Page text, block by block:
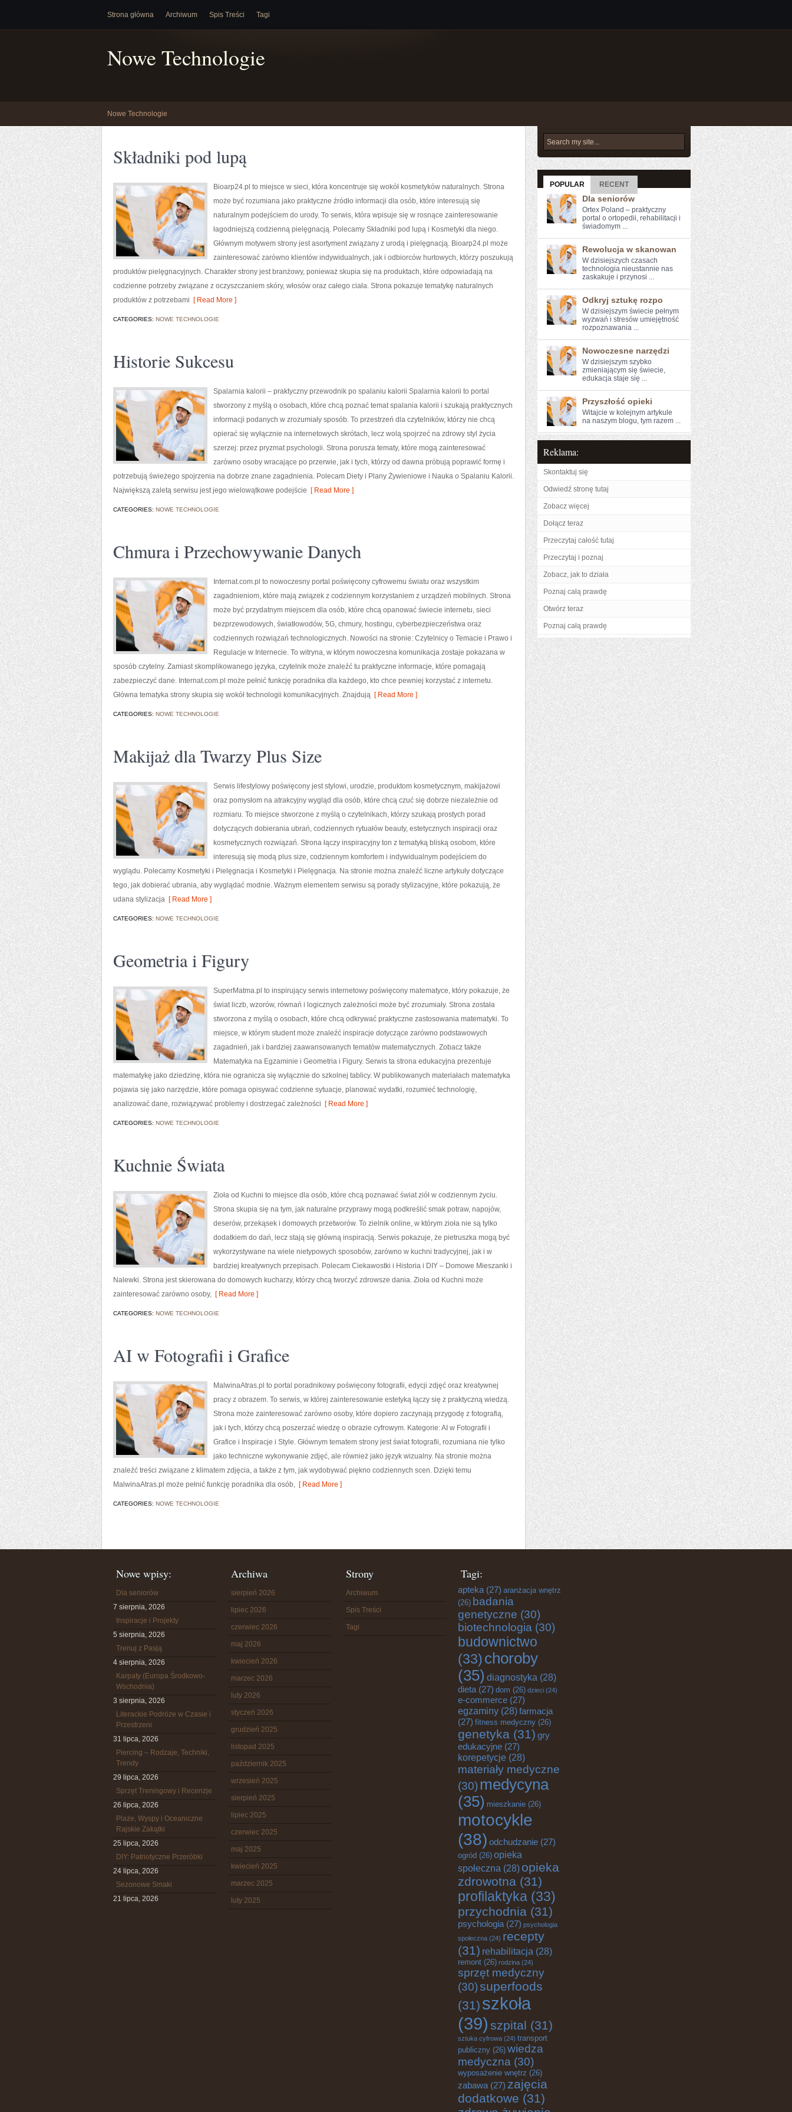
Strona główna Archiwum Spis Treści Tagi
Nowe Technologie
Nowe Technologie
Składniki pod lupą
Bioarp24.pl to miejsce w sieci, która koncentruje się wokół kosmetyków naturalnych. Strona
może być rozumiana jako praktyczne źródło informacji dla osób, które interesują się
naturalnym podejściem do urody. To serwis, która wpisuje się w rosnące zainteresowanie
łagodniejszą codzienną pielęgnacją. Polecamy Składniki pod lupą i Kosmetyki dla niego.
Głównym motywem strony jest asortyment związany z urodą i pielęgnacją. Bioarp24.pl może
zainteresować zarówno klientów indywidualnych, jak i odbiorców hurtowych, którzy poszukują
produktów pielęgnacyjnych. Charakter strony jest branżowy, ponieważ skupia się na produktach, które odpowiadają na
codzienne potrzeby związane z oczyszczaniem skóry, włosów oraz całego ciała. Strona pokazuje tematykę naturalnych
produktów z potrzebami [ Read More ]
CATEGORIES: NOWE TECHNOLOGIE
Historie Sukcesu
Spalarnia kalorii – praktyczny przewodnik po spalaniu kalorii Spalarnia kalorii to portal
stworzony z myślą o osobach, które chcą poznać temat spalania kalorii i szukają praktycznych
informacji podanych w zrozumiały sposób. To przestrzeń dla czytelników, którzy nie chcą
opierać się wyłącznie na internetowych skrótach, lecz wolą spojrzeć na zdrowy styl życia
szerzej: przez pryzmat psychologii. Strona porusza tematy, które mogą zainteresować
zarówno osoby wracające po przerwie, jak i tych, którzy od dawna próbują poprawić formę i
potrzebują świeżego spojrzenia na dobrze znane zagadnienia. Polecam Diety i Plany Żywieniowe i Nauka o Spalaniu Kalorii.
Największą zaletą serwisu jest jego wielowątkowe podejście [ Read More ]
CATEGORIES: NOWE TECHNOLOGIE
Chmura i Przechowywanie Danych
Internat.com.pl to nowoczesny portal poświęcony cyfrowemu światu oraz wszystkim
zagadnieniom, które mają związek z codziennym korzystaniem z urządzeń mobilnych. Strona
może być przydatnym miejscem dla osób, które chcą opanować świecie internetu, sieci
bezprzewodowych, światłowodów, 5G, chmury, hostingu, cyberbezpieczeństwa oraz
codziennych rozwiązań technologicznych. Nowości na stronie: Czytelnicy o Temacie i Prawo i
Regulacje w Internecie. To witryna, w którym nowoczesna komunikacja zostaje pokazana w
sposób czytelny. Zamiast skomplikowanego języka, czytelnik może znaleźć tu praktyczne informacje, które pomagają
zabezpieczyć dane. Internat.com.pl może pełnić funkcję poradnika dla każdego, kto chce pewniej korzystać z internetu.
Główna tematyka strony skupia się wokół technologii komunikacyjnych. Znajdują [ Read More ]
CATEGORIES: NOWE TECHNOLOGIE
Makijaż dla Twarzy Plus Size
Serwis lifestylowy poświęcony jest stylowi, urodzie, produktom kosmetycznym, makijażowi
oraz pomysłom na atrakcyjny wygląd dla osób, które chcą czuć się dobrze niezależnie od
rozmiaru. To miejsce stworzone z myślą o czytelnikach, którzy szukają prostych porad
dotyczących dobierania ubrań, codziennych rytuałów beauty, estetycznych inspiracji oraz
kosmetycznych rozwiązań. Strona łączy inspiracyjny ton z tematyką bliską osobom, które
interesują się modą plus size, codziennym komfortem i indywidualnym podejściem do
wyglądu. Polecamy Kosmetyki i Pielęgnacja i Kosmetyki i Pielęgnacja. Na stronie można znaleźć liczne artykuły dotyczące
tego, jak dobierać ubrania, aby wyglądać modnie. Ważnym elementem serwisu są porady stylizacyjne, które pokazują, że
udana stylizacja [ Read More ]
CATEGORIES: NOWE TECHNOLOGIE
Geometria i Figury
SuperMatma.pl to inspirujący serwis internetowy poświęcony matematyce, który pokazuje, że
świat liczb, wzorów, równań i logicznych zależności może być zrozumiały. Strona została
stworzona z myślą o osobach, które chcą odkrywać praktyczne zastosowania matematyki. To
miejsce, w którym student może znaleźć inspiracje dotyczące zarówno podstawowych
zagadnień, jak i bardziej zaawansowanych tematów matematycznych. Zobacz także
Matematyka na Egzaminie i Geometria i Figury. Serwis ta strona edukacyjna prezentuje
matematykę jako dziedzinę, która nie ogranicza się wyłącznie do szkolnej tablicy. W publikowanych materiałach matematyka
pojawia się jako narzędzie, które pomaga opisywać codzienne sytuacje, planować wydatki, rozumieć technologię,
analizować dane, rozwiązywać problemy i dostrzegać zależności [ Read More ]
CATEGORIES: NOWE TECHNOLOGIE
Kuchnie Świata
Zioła od Kuchni to miejsce dla osób, które chcą poznawać świat ziół w codziennym życiu.
Strona skupia się na tym, jak naturalne przyprawy mogą podkreślić smak potraw, napojów,
deserów, przekąsek i domowych przetworów. To zielnik online, w którym zioła nie są tylko
dodatkiem do dań, lecz stają się główną inspiracją. Serwis pokazuje, że pietruszka mogą być
wykorzystywane na wiele nietypowych sposobów, zarówno w kuchni tradycyjnej, jak i w
bardziej kreatywnych przepisach. Polecam Ciekawostki i Historia i DIY – Domowe Mieszanki i
Nalewki. Strona jest skierowana do domowych kucharzy, którzy chcą tworzyć zdrowsze dania. Zioła od Kuchni może
zainteresować zarówno osoby, [ Read More ]
CATEGORIES: NOWE TECHNOLOGIE
AI w Fotografii i Grafice
MalwinaAtras.pl to portal poradnikowy poświęcony fotografii, edycji zdjęć oraz kreatywnej
pracy z obrazem. To serwis, w której zainteresowanie estetyką łączy się z praktyczną wiedzą.
Strona może zainteresować zarówno osoby, które dopiero zaczynają przygodę z fotografią,
jak i tych, którzy chcą poszerzać wiedzę o obrazie cyfrowym. Kategorie: AI w Fotografii i
Grafice i Inspiracje i Style. Głównym tematem strony jest świat fotografii, rozumiana nie tylko
jako techniczne wykonywanie zdjęć, ale również jako język wizualny. Na stronie można
znaleźć treści związane z klimatem zdjęcia, a także z tym, jak wydobywać piękno codziennych scen. Dzięki temu
MalwinaAtras.pl może pełnić funkcję poradnika dla osób, [ Read More ]
CATEGORIES: NOWE TECHNOLOGIE
POPULAR RECENT
Dla seniorów
Ortex Poland – praktyczny
portal o ortopedii, rehabilitacji i
świadomym ...
Rewolucja w skanowan
W dzisiejszych czasach
‌technologia nieustannie ‍nas
zaskakuje⁢ i przynosi ...
Odkryj sztukę rozpo
W dzisiejszym świecie pełnym
wyzwań i stresów ⁣umiejętność
rozpoznawania ...
Nowoczesne narzędzi
W dzisiejszym ​szybko
zmieniającym się świecie,
edukacja staje się ...
Przyszłość opieki
Witajcie w ‍kolejnym artykule
na naszym blogu, tym razem ...
Reklama:
Skontaktuj się
Odwiedź stronę tutaj
Zobacz więcej
Dołącz teraz
Przeczytaj całość tutaj
Przeczytaj i poznaj
Zobacz, jak to działa
Poznaj całą prawdę
Otwórz teraz
Poznaj całą prawdę
Nowe wpisy:
Dla seniorów
7 sierpnia, 2026
Inspiracje i Projekty
5 sierpnia, 2026
Trenuj z Pasją
4 sierpnia, 2026
Karpaty (Europa Środkowo-
Wschodnia)
3 sierpnia, 2026
Literackie Podróże w Czasie i
Przestrzeni
31 lipca, 2026
Piercing – Rodzaje, Techniki,
Trendy
29 lipca, 2026
Sprzęt Treningowy i Recenzje
26 lipca, 2026
Plaże, Wyspy i Oceaniczne
Rajskie Zakątki
25 lipca, 2026
DIY: Patriotyczne Przeróbki
24 lipca, 2026
Sezonowe Smaki
21 lipca, 2026
Archiwa
sierpień 2026
lipiec 2026
czerwiec 2026
maj 2026
kwiecień 2026
marzec 2026
luty 2026
styczeń 2026
grudzień 2025
listopad 2025
październik 2025
wrzesień 2025
sierpień 2025
lipiec 2025
czerwiec 2025
maj 2025
kwiecień 2025
marzec 2025
luty 2025
Strony
Archiwum
Spis Treści
Tagi
Tagi:
apteka (27) aranżacja wnętrz
(26) badania
genetyczne (30)
biotechnologia (30)
budownictwo
(33)choroby
(35) diagnostyka (28)
dieta (27) dom (26) dzieci (24)
e-commerce (27)
egzaminy (28)farmacja
(27) fitness medyczny (26)
genetyka (31) gry
edukacyjne (27)
korepetycje (28)
materiały medyczne
(30) medycyna
(35) mieszkanie (26)
motocykle
(38) odchudzanie (27)
ogród (26) opieka
społeczna (28) opieka
zdrowotna (31)
profilaktyka (33)
przychodnia (31)
psychologia (27) psychologia
społeczna (24) recepty
(31) rehabilitacja (28)
remont (26) rodzina (24)
sprzęt medyczny
(30)superfoods
(31) szkoła
(39) szpital (31)
sztuka cyfrowa (24) transport
publiczny (26) wiedza
medyczna (30)
wyposażenie wnętrz (26)
zabawa (27) zajęcia
dodatkowe (31)